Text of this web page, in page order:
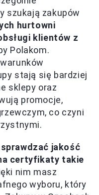
szukają zakupów
hurtowni
klientów z
Polakom.
stają się bardziej
sklepy oraz
promocje,
co czyni
sprawdzać jakość
certyfikaty takie
nim masz
wyboru, który